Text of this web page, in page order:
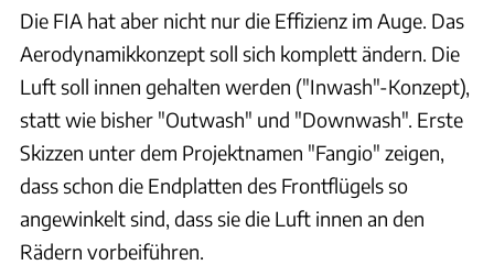
Die FIA hat aber nicht nur die Effizienz im Auge. Das
Aerodynamikkonzept soll sich komplett ändern. Die
Luft soll innen gehalten werden ("Inwash"-Konzept),
statt wie bisher "Outwash" und "Downwash". Erste
Skizzen unter dem Projektnamen "Fangio" zeigen,
dass schon die Endplatten des Frontflügels so
angewinkelt sind, dass sie die Luft innen an den
Rädern vorbeiführen.